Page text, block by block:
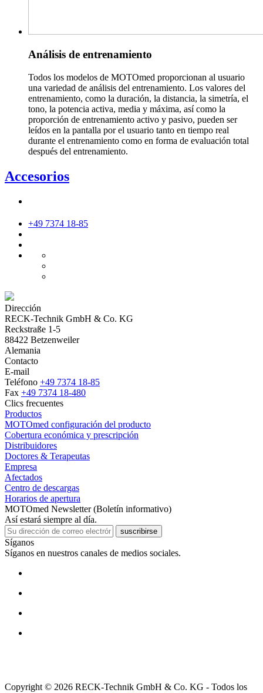
Análisis de entrenamiento
Todos los modelos de MOTOmed proporcionan al usuario
una variedad de análisis del entrenamiento. Los valores del
entrenamiento, como la duración, la distancia, la simetría, el
tono, la potencia activa, media y máxima, así como la
proporción de entrenamiento activo y pasivo, pueden ser
leídos en la pantalla por el usuario tanto en tiempo real
durante el entrenamiento como en forma de evaluación total
después del entrenamiento.
Accesorios
+49 7374 18-85
Dirección
RECK-Technik GmbH & Co. KG
Reckstraße 1-5
88422 Betzenweiler
Alemania
Contacto
E-mail
Teléfono +49 7374 18-85
Fax +49 7374 18-480
Clics frecuentes
Productos
MOTOmed configuración del producto
Cobertura económica y prescripción
Distribuidores
Doctores & Terapeutas
Empresa
Afectados
Centro de descargas
Horarios de apertura
MOTOmed Newsletter (Boletín informativo)
Así estará siempre al día.
suscribirse
Síganos
Síganos en nuestros canales de medios sociales.
Copyright © 2026 RECK-Technik GmbH & Co. KG - Todos los